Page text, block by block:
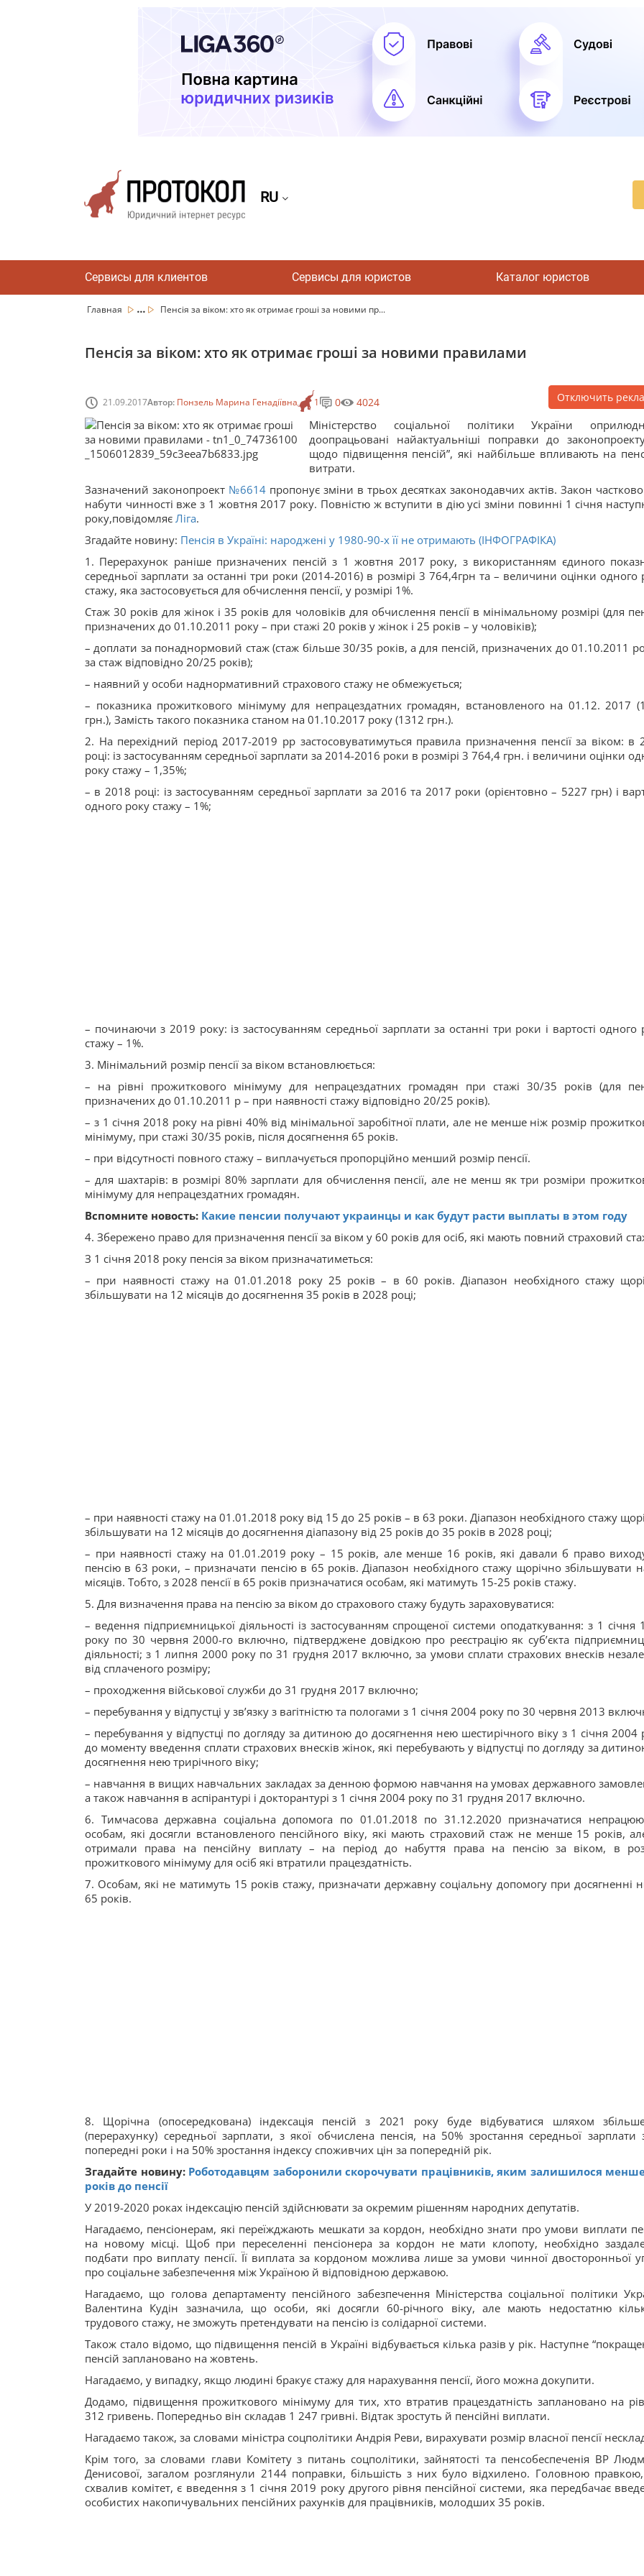
RU
Сервисы для клиентов Сервисы для юристов Каталог юристов
Главная ... Пенсія за віком: хто як отримає гроші за новими пр...
Пенсія за віком: хто як отримає гроші за новими правилами
21.09.2017Автор: Понзель Марина Генадіївна 1 0 4024 Отключить
Міністерство соціальної політики України
доопрацьовані найактуальніші поправки до
щодо підвищення пенсій”, які найбільше впливають на
витрати.
Зазначений законопроект №6614 пропонує зміни в трьох десятках законодавчих актів. Закон
набути чинності вже з 1 жовтня 2017 року. Повністю ж вступити в дію усі зміни повинні 1 січня
року,повідомляє Ліга.
Згадайте новину: Пенсія в Україні: народжені у 1980-90-х її не отримають (ІНФОГРАФІКА)
1. Перерахунок раніше призначених пенсій з 1 жовтня 2017 року, з використанням єдиного
середньої зарплати за останні три роки (2014-2016) в розмірі 3 764,4грн та – величини оцінки одного
стажу, яка застосовується для обчислення пенсії, у розмірі 1%.
Стаж 30 років для жінок і 35 років для чоловіків для обчислення пенсії в мінімальному розмірі (для
призначених до 01.10.2011 року – при стажі 20 років у жінок і 25 років – у чоловіків);
– доплати за понаднормовий стаж (стаж більше 30/35 років, а для пенсій, призначених до 01.10.2011
за стаж відповідно 20/25 років);
– наявний у особи наднормативний страхового стажу не обмежується;
– показника прожиткового мінімуму для непрацездатних громадян, встановленого на 01.12. 2017
грн.), Замість такого показника станом на 01.10.2017 року (1312 грн.).
2. На перехідний період 2017-2019 рр застосовуватимуться правила призначення пенсії за віком: в
році: із застосуванням середньої зарплати за 2014-2016 роки в розмірі 3 764,4 грн. і величини оцінки
року стажу – 1,35%;
– в 2018 році: із застосуванням середньої зарплати за 2016 та 2017 роки (орієнтовно – 5227 грн) і
одного року стажу – 1%;
– починаючи з 2019 року: із застосуванням середньої зарплати за останні три роки і вартості одного
стажу – 1%.
3. Мінімальний розмір пенсії за віком встановлюється:
– на рівні прожиткового мінімуму для непрацездатних громадян при стажі 30/35 років (для
призначених до 01.10.2011 р – при наявності стажу відповідно 20/25 років).
– з 1 січня 2018 року на рівні 40% від мінімальної заробітної плати, але не менше ніж розмір
мінімуму, при стажі 30/35 років, після досягнення 65 років.
– при відсутності повного стажу – виплачується пропорційно менший розмір пенсії.
– для шахтарів: в розмірі 80% зарплати для обчислення пенсії, але не менш як три розміри
мінімуму для непрацездатних громадян.
Вспомните новость: Какие пенсии получают украинцы и как будут расти выплаты в этом году
4. Збережено право для призначення пенсії за віком у 60 років для осіб, які мають повний страховий
З 1 січня 2018 року пенсія за віком призначатиметься:
– при наявності стажу на 01.01.2018 року 25 років – в 60 років. Діапазон необхідного стажу
збільшувати на 12 місяців до досягнення 35 років в 2028 році;
– при наявності стажу на 01.01.2018 року від 15 до 25 років – в 63 роки. Діапазон необхідного стажу
збільшувати на 12 місяців до досягнення діапазону від 25 років до 35 років в 2028 році;
– при наявності стажу на 01.01.2019 року – 15 років, але менше 16 років, які давали б право
пенсію в 63 роки, – призначати пенсію в 65 років. Діапазон необхідного стажу щорічно збільшувати
місяців. Тобто, з 2028 пенсії в 65 років призначатися особам, які матимуть 15-25 років стажу.
5. Для визначення права на пенсію за віком до страхового стажу будуть зараховуватися:
– ведення підприємницької діяльності із застосуванням спрощеної системи оподаткування: з 1 січня
року по 30 червня 2000-го включно, підтверджене довідкою про реєстрацію як суб’єкта
діяльності; з 1 липня 2000 року по 31 грудня 2017 включно, за умови сплати страхових внесків
від сплаченого розміру;
– проходження військової служби до 31 грудня 2017 включно;
– перебування у відпустці у зв’язку з вагітністю та пологами з 1 січня 2004 року по 30 червня 2013
– перебування у відпустці по догляду за дитиною до досягнення нею шестирічного віку з 1 січня 2004
до моменту введення сплати страхових внесків жінок, які перебувають у відпустці по догляду за
досягнення нею трирічного віку;
– навчання в вищих навчальних закладах за денною формою навчання на умовах державного
а також навчання в аспірантурі і докторантурі з 1 січня 2004 року по 31 грудня 2017 включно.
6. Тимчасова державна соціальна допомога по 01.01.2018 по 31.12.2020 призначатися
особам, які досягли встановленого пенсійного віку, які мають страховий стаж не менше 15 років,
отримали права на пенсійну виплату – на період до набуття права на пенсію за віком, в
прожиткового мінімуму для осіб які втратили працездатність.
7. Особам, які не матимуть 15 років стажу, призначати державну соціальну допомогу при досягненні
65 років.
8. Щорічна (опосередкована) індексація пенсій з 2021 року буде відбуватися шляхом
(перерахунку) середньої зарплати, з якої обчислена пенсія, на 50% зростання середньої зарплати
попередні роки і на 50% зростання індексу споживчих цін за попередній рік.
Згадайте новину: Роботодавцям заборонили скорочувати працівників, яким залишилося
років до пенсії
У 2019-2020 роках індексацію пенсій здійснювати за окремим рішенням народних депутатів.
Нагадаємо, пенсіонерам, які переїжджають мешкати за кордон, необхідно знати про умови виплати
на новому місці. Щоб при переселенні пенсіонера за кордон не мати клопоту, необхідно
подбати про виплату пенсії. Її виплата за кордоном можлива лише за умови чинної двосторонньої
про соціальне забезпечення між Україною й відповідною державою.
Нагадаємо, що голова департаменту пенсійного забезпечення Міністерства соціальної політики
Валентина Кудін зазначила, що особи, які досягли 60-річного віку, але мають недостатню
трудового стажу, не зможуть претендувати на пенсію із солідарної системи.
Також стало відомо, що підвищення пенсій в Україні відбувається кілька разів у рік. Наступне
пенсій заплановано на жовтень.
Нагадаємо, у випадку, якщо людині бракує стажу для нарахування пенсії, його можна докупити.
Додамо, підвищення прожиткового мінімуму для тих, хто втратив працездатність заплановано на
312 гривень. Попередньо він складав 1 247 гривні. Відтак зростуть й пенсійні виплати.
Нагадаємо також, за словами міністра соцполітики Андрія Реви, вирахувати розмір власної пенсії
Крім того, за словами глави Комітету з питань соцполітики, зайнятості та пенсобеспеченія ВР
Денисової, загалом розглянули 2144 поправки, більшість з них було відхилено. Головною
схвалив комітет, є введення з 1 січня 2019 року другого рівня пенсійної системи, яка передбачає
особистих накопичувальних пенсійних рахунків для працівників, молодших 35 років.